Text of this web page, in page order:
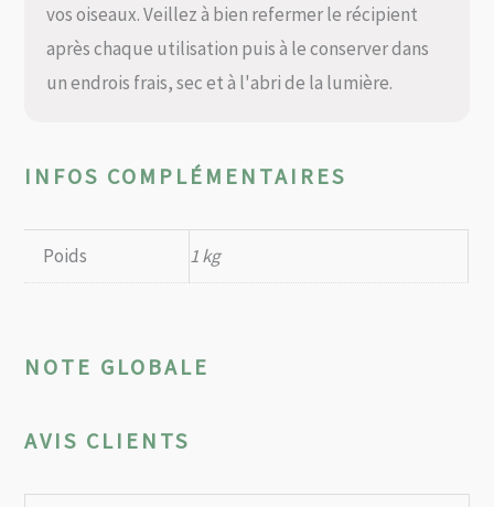
vos oiseaux. Veillez à bien refermer le récipient
après chaque utilisation puis à le conserver dans
un endrois frais, sec et à l'abri de la lumière.
INFOS COMPLÉMENTAIRES
Poids 1 kg
NOTE GLOBALE
AVIS CLIENTS